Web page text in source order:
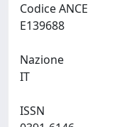
Codice ANCE
Nazione
ISSN